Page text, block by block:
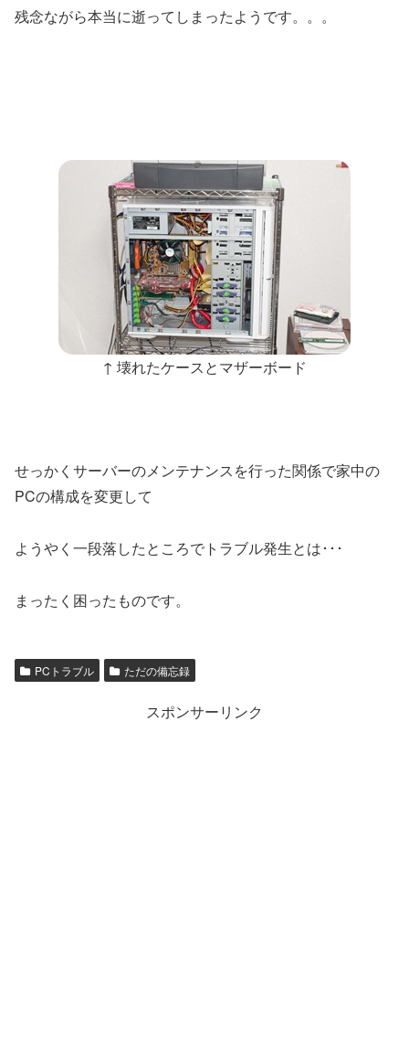
残念ながら本当に逝ってしまったようです。。。
↑ 壊れたケースとマザーボード
せっかくサーバーのメンテナンスを行った関係で家中の
PCの構成を変更して
ようやく一段落したところでトラブル発生とは･･･
まったく困ったものです。
PCトラブル ただの備忘録
スポンサーリンク